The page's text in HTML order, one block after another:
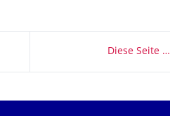
Diese Seite …